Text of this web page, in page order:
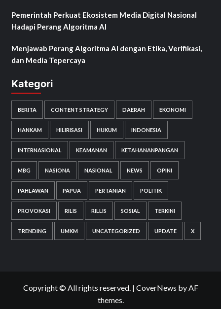
Pemerintah Perkuat Ekosistem Media Digital Nasional
Hadapi Perang Algoritma AI
Menjawab Perang Algoritma AI dengan Etika, Verifikasi,
dan Media Tepercaya
Kategori
BERITA CONTENT STRATEGY DAERAH EKONOMI
HANKAM HILIRISASI HUKUM INDONESIA
INTERNASIONAL KEAMANAN KETAHANANPANGAN
MBG NASIONA NASIONAL NEWS OPINI
PAHLAWAN PAPUA PERTANIAN POLITIK
PROVOKASI RILIS RILLIS SOSIAL TERKINI
TRENDING UMKM UNCATEGORIZED UPDATE X
Copyright © All rights reserved. | CoverNews by AF
themes.